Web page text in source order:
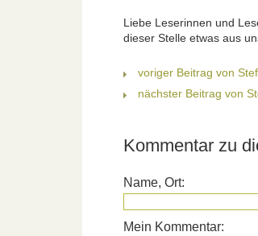
Liebe Leserinnen und
dieser Stelle etwas aus
voriger Beitrag von
nächster Beitrag von
Kommentar zu
Name, Ort:
Mein Kommentar: